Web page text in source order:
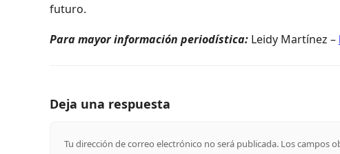
futuro.
Para mayor información periodística: Leidy Martínez –
Deja una respuesta
Tu dirección de correo electrónico no será publicada. Los campos